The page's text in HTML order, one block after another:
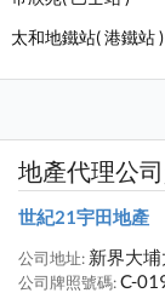
太和地鐵站( 港鐵站 )
地產代理公
世紀21宇田地產
公司地址: 新界大
公司牌照號碼:C-